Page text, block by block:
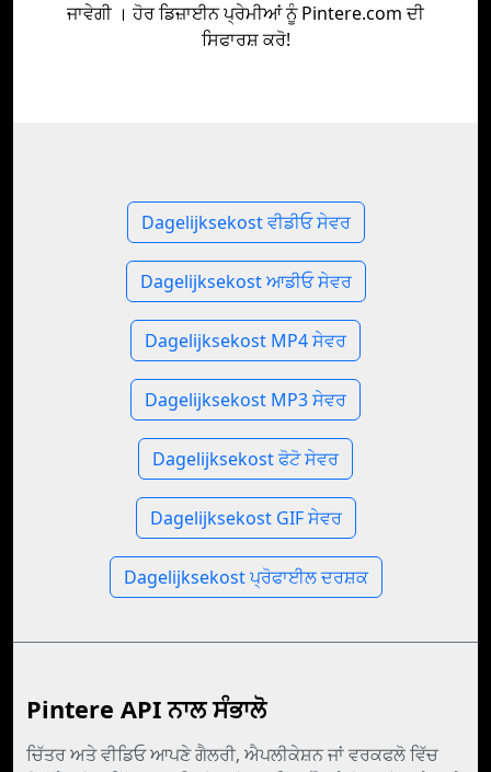
ਜਾਵੇਗੀ । ਹੋਰ ਡਿਜ਼ਾਈਨ ਪ੍ਰੇਮੀਆਂ ਨੂੰ Pintere.com ਦੀ
ਸਿਫਾਰਸ਼ ਕਰੋ!
Dagelijksekost ਵੀਡੀਓ ਸੇਵਰ
Dagelijksekost ਆਡੀਓ ਸੇਵਰ
Dagelijksekost MP4 ਸੇਵਰ
Dagelijksekost MP3 ਸੇਵਰ
Dagelijksekost ਫੋਟੋ ਸੇਵਰ
Dagelijksekost GIF ਸੇਵਰ
Dagelijksekost ਪ੍ਰੋਫਾਈਲ ਦਰਸ਼ਕ
Pintere API ਨਾਲ ਸੰਭਾਲੋ
ਚਿੱਤਰ ਅਤੇ ਵੀਡਿਓ ਆਪਣੇ ਗੈਲਰੀ, ਐਪਲੀਕੇਸ਼ਨ ਜਾਂ ਵਰਕਫਲੋ ਵਿੱਚ